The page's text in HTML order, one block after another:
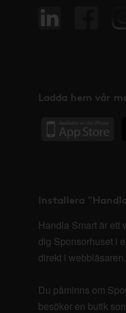
Ladda hem vår
Installera
Handla Smart är ett
dig Sponsorhuset i
direkt i webbläsaren.
Du påminns om
besöker en butik